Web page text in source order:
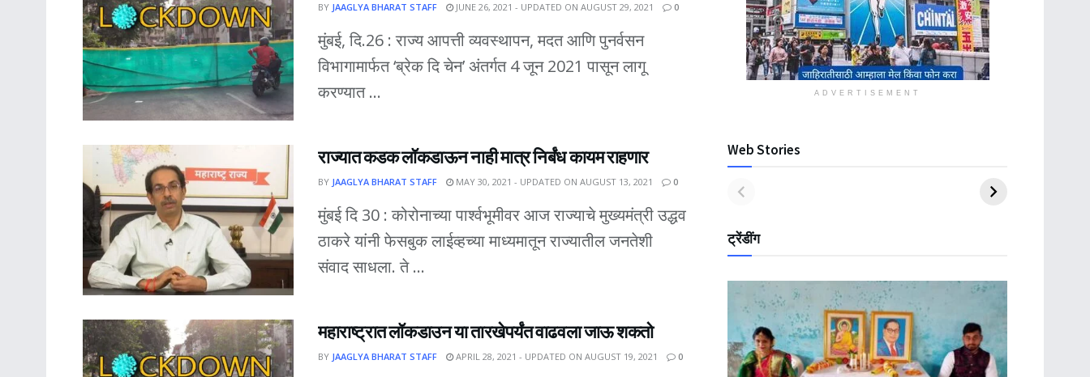
BY JAAGLYA BHARAT STAFF JUNE 26, 2021 - UPDATED ON AUGUST 29, 2021 0
मुंबई, दि.26 : राज्य आपत्ती व्यवस्थापन, मदत आणि पुनर्वसन
विभागामार्फत ‘ब्रेक दि चेन’ अंतर्गत 4 जून 2021 पासून लागू
करण्यात ...
राज्यात कडक लॉकडाऊन नाही मात्र निर्बंध कायम राहणार
BY JAAGLYA BHARAT STAFF MAY 30, 2021 - UPDATED ON AUGUST 13, 2021 0
मुंबई दि 30 : कोरोनाच्या पार्श्वभूमीवर आज राज्याचे मुख्यमंत्री उद्धव
ठाकरे यांनी फेसबुक लाईव्हच्या माध्यमातून राज्यातील जनतेशी
संवाद साधला. ते ...
महाराष्ट्रात लॉकडाउन या तारखेपर्यंत वाढवला जाऊ शकतो
BY JAAGLYA BHARAT STAFF APRIL 28, 2021 - UPDATED ON AUGUST 19, 2021 0
ADVERTISEMENT
Web Stories
ट्रेंडींग